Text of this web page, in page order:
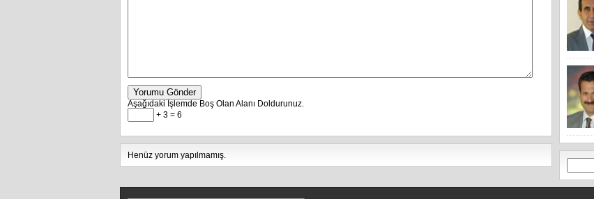
Yorumu Gönder
Aşağıdaki İşlemde Boş Olan Alanı Doldurunuz.
+ 3 = 6
Henüz yorum yapılmamış.
Arama: